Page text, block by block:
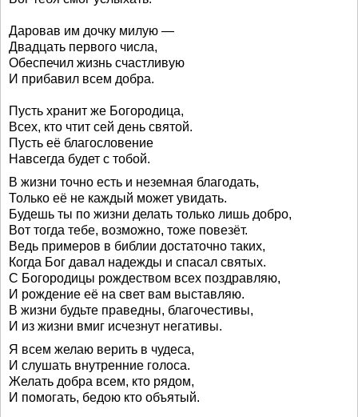
Даровав им дочку милую —
Двадцать первого числа,
Обеспечил жизнь счастливую
И прибавил всем добра.
Пусть хранит же Богородица,
Всех, кто чтит сей день святой.
Пусть её благословение
Навсегда будет с тобой.
В жизни точно есть и неземная благодать,
Только её не каждый может увидать.
Будешь ты по жизни делать только лишь добро,
Вот тогда тебе, возможно, тоже повезёт.
Ведь примеров в библии достаточно таких,
Когда Бог давал надежды и спасал святых.
С Богородицы рождеством всех поздравляю,
И рождение её на свет вам выставляю.
В жизни будьте праведны, благочестивы,
И из жизни вмиг исчезнут негативы.
Я всем желаю верить в чудеса,
И слушать внутренние голоса.
Желать добра всем, кто рядом,
И помогать, бедою кто объятый.